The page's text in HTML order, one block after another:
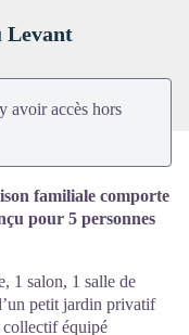
en plein écran
Levant
avoir accès hors
familiale comporte
pour 5 personnes
1 salon, 1 salle de
petit jardin privatif
collectif équipé